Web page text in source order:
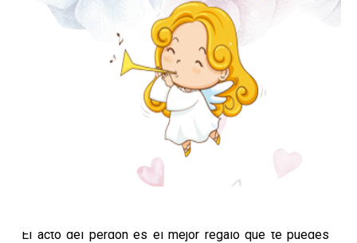
El acto del perdón es el mejor regalo que te puedes